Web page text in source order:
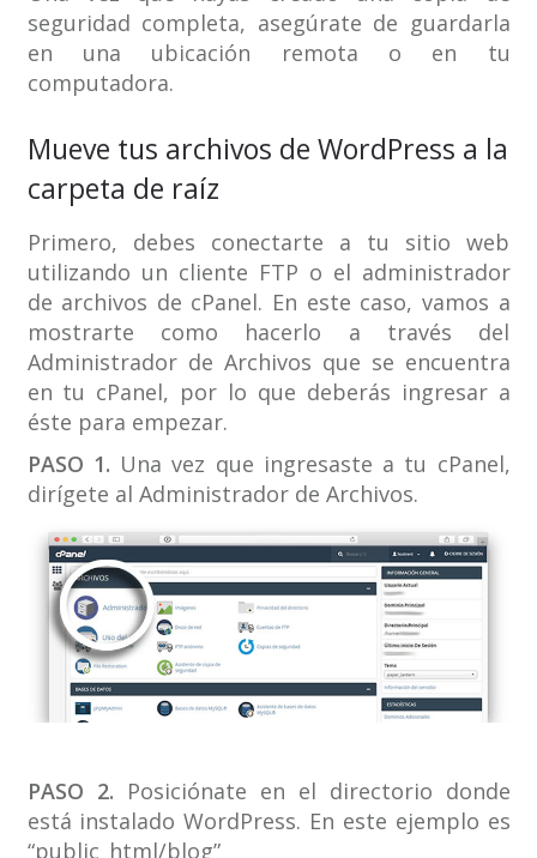
seguridad completa, asegúrate de guardarla
en una ubicación remota o en tu
computadora.
Mueve tus archivos de WordPress a la
carpeta de raíz
Primero, debes conectarte a tu sitio web
utilizando un cliente FTP o el administrador
de archivos de cPanel. En este caso, vamos a
mostrarte como hacerlo a través del
Administrador de Archivos que se encuentra
en tu cPanel, por lo que deberás ingresar a
éste para empezar.
PASO 1. Una vez que ingresaste a tu cPanel,
dirígete al Administrador de Archivos.
PASO 2. Posiciónate en el directorio donde
está instalado WordPress. En este ejemplo es
“public_html/blog”